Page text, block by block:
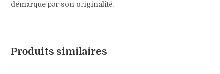
démarque par son originalité.
Produits similaires